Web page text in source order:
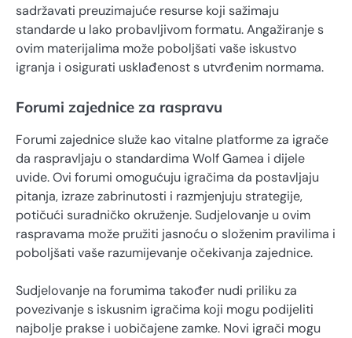
sadržavati preuzimajuće resurse koji sažimaju
standarde u lako probavljivom formatu. Angažiranje s
ovim materijalima može poboljšati vaše iskustvo
igranja i osigurati usklađenost s utvrđenim normama.
Forumi zajednice za raspravu
Forumi zajednice služe kao vitalne platforme za igrače
da raspravljaju o standardima Wolf Gamea i dijele
uvide. Ovi forumi omogućuju igračima da postavljaju
pitanja, izraze zabrinutosti i razmjenjuju strategije,
potičući suradničko okruženje. Sudjelovanje u ovim
raspravama može pružiti jasnoću o složenim pravilima i
poboljšati vaše razumijevanje očekivanja zajednice.
Sudjelovanje na forumima također nudi priliku za
povezivanje s iskusnim igračima koji mogu podijeliti
najbolje prakse i uobičajene zamke. Novi igrači mogu